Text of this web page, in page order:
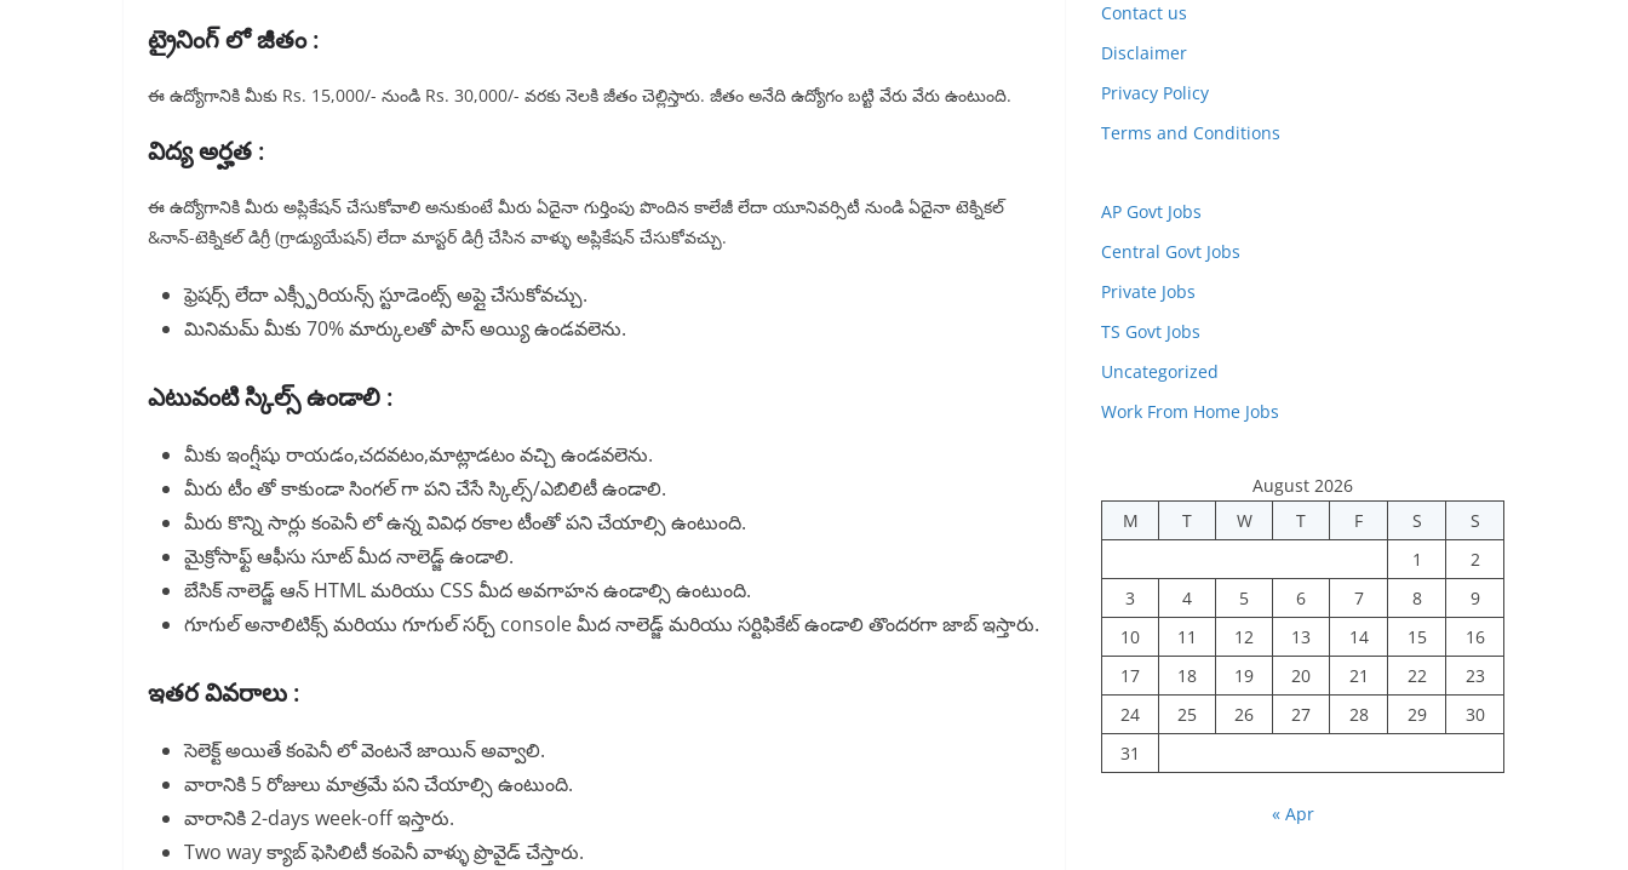
ట్రైనింగ్ లో జీతం :
ఈ ఉద్యోగానికి మీకు Rs. 15,000/- నుండి Rs. 30,000/- వరకు నెలకి జీతం చెల్లిస్తారు. జీతం అనేది ఉద్యోగం బట్టి వేరు వేరు ఉంటుంది.
విద్య అర్హత :
ఈ ఉద్యోగానికి మీరు అప్లికేషన్ చేసుకోవాలి అనుకుంటే మీరు ఏదైనా గుర్తింపు పొందిన కాలేజీ లేదా యూనివర్సిటీ నుండి ఏదైనా టెక్నికల్
&నాన్-టెక్నికల్ డిగ్రీ (గ్రాడ్యుయేషన్) లేదా మాస్టర్ డిగ్రీ చేసిన వాళ్ళు అప్లికేషన్ చేసుకోవచ్చు.
ఫ్రెషర్స్ లేదా ఎక్స్పీరియన్స్ స్టూడెంట్స్ అప్లై చేసుకోవచ్చు.
మినిమమ్ మీకు 70% మార్కులతో పాస్ అయ్యి ఉండవలెను.
ఎటువంటి స్కిల్స్ ఉండాలి :
మీకు ఇంగ్షీషు రాయడం,చదవటం,మాట్లాడటం వచ్చి ఉండవలెను.
మీరు టీం తో కాకుండా సింగల్ గా పని చేసే స్కిల్స్/ఎబిలిటీ ఉండాలి.
మీరు కొన్ని సార్లు కంపెనీ లో ఉన్న వివిధ రకాల టీంతో పని చేయాల్సి ఉంటుంది.
మైక్రోసాఫ్ట్ ఆఫీసు సూట్ మీద నాలెడ్జ్ ఉండాలి.
బేసిక్ నాలెడ్జ్ ఆన్ HTML మరియు CSS మీద అవగాహన ఉండాల్సి ఉంటుంది.
గూగుల్ అనాలిటిక్స్ మరియు గూగుల్ సర్చ్ console మీద నాలెడ్జ్ మరియు సర్టిఫికేట్ ఉండాలి తొందరగా జాబ్ ఇస్తారు.
ఇతర వివరాలు :
సెలెక్ట్ అయితే కంపెనీ లో వెంటనే జాయిన్ అవ్వాలి.
వారానికి 5 రోజులు మాత్రమే పని చేయాల్సి ఉంటుంది.
వారానికి 2-days week-off ఇస్తారు.
Two way క్యాబ్ ఫెసిలిటీ కంపెనీ వాళ్ళు ప్రొవైడ్ చేస్తారు.
Contact us
Disclaimer
Privacy Policy
Terms and Conditions
AP Govt Jobs
Central Govt Jobs
Private Jobs
TS Govt Jobs
Uncategorized
Work From Home Jobs
August 2026
M
T W T F S
S
1
2
3
4 5 6 7 8
9
10
11 12 13 14 15
16
17
18 19 20 21 22
23
24
25 26 27 28 29
30
31
« Apr